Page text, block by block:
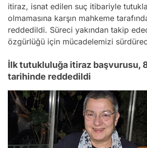
itiraz, isnat edilen suç itibariyle
olmamasına karşın mahkeme
reddedildi. Süreci yakından takip
özgürlüğü için mücadelemizi
İlk tutukluluğa itiraz başvurusu,
tarihinde reddedildi